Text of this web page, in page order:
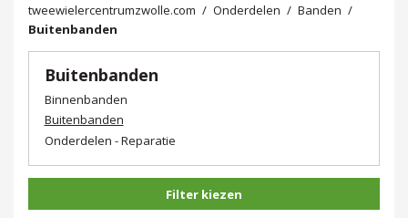
tweewielercentrumzwolle.com Onderdelen
Banden
Buitenbanden
Buitenbanden
Binnenbanden
Buitenbanden
Onderdelen - Reparatie
Filter kiezen